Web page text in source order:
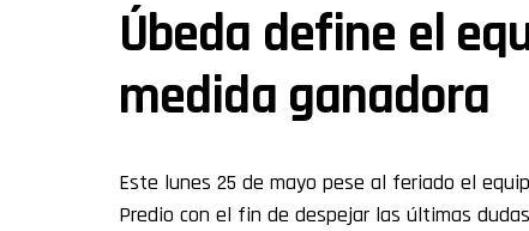
Úbeda define el
medida ganadora
Este lunes 25 de mayo pese al feriado el
Predio con el fin de despejar las últimas